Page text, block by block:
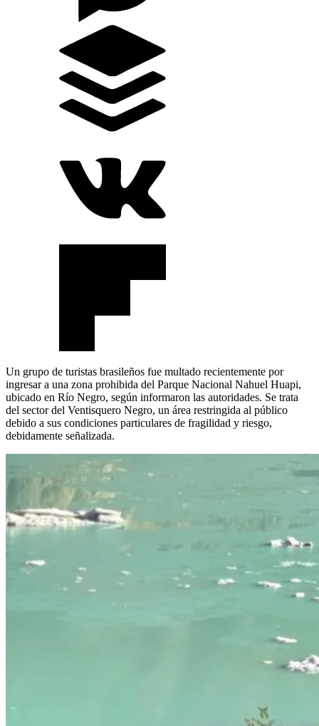
Un grupo de turistas brasileños fue multado recientemente por
ingresar a una zona prohibida del Parque Nacional Nahuel Huapi,
ubicado en Río Negro, según informaron las autoridades. Se trata
del sector del Ventisquero Negro, un área restringida al público
debido a sus condiciones particulares de fragilidad y riesgo,
debidamente señalizada.